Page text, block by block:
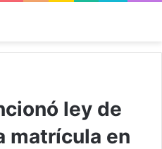
ley de
matrícula en